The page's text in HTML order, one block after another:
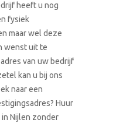
heeft u nog
fysiek
maar wel deze
wenst uit te
van uw bedrijf
kan u bij ons
naar een
Huur
Nijlen zonder